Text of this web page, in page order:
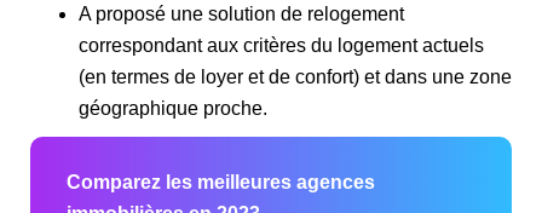
Comparez les meilleures agences
A proposé une solution de relogement
correspondant aux critères du logement actuels
(en termes de loyer et de confort) et dans une zone
géographique proche.